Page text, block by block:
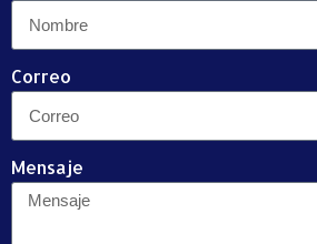
Correo
Mensaje